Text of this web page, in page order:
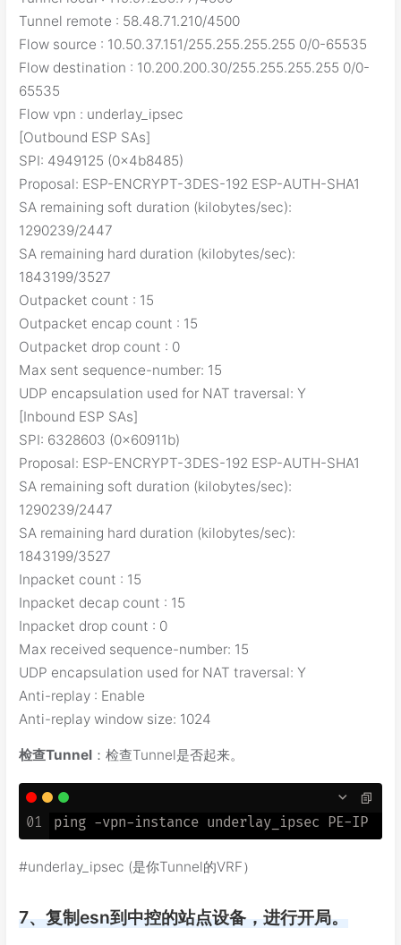
Tunnel remote : 58.48.71.210/4500
Flow source : 10.50.37.151/255.255.255.255 0/0-65535
Flow destination : 10.200.200.30/255.255.255.255 0/0-
65535
Flow vpn : underlay_ipsec
[Outbound ESP SAs]
SPI: 4949125 (0x4b8485)
Proposal: ESP-ENCRYPT-3DES-192 ESP-AUTH-SHA1
SA remaining soft duration (kilobytes/sec):
1290239/2447
SA remaining hard duration (kilobytes/sec):
1843199/3527
Outpacket count : 15
Outpacket encap count : 15
Outpacket drop count : 0
Max sent sequence-number: 15
UDP encapsulation used for NAT traversal: Y
[Inbound ESP SAs]
SPI: 6328603 (0x60911b)
Proposal: ESP-ENCRYPT-3DES-192 ESP-AUTH-SHA1
SA remaining soft duration (kilobytes/sec):
1290239/2447
SA remaining hard duration (kilobytes/sec):
1843199/3527
Inpacket count : 15
Inpacket decap count : 15
Inpacket drop count : 0
Max received sequence-number: 15
UDP encapsulation used for NAT traversal: Y
Anti-replay : Enable
Anti-replay window size: 1024
检查Tunnel ：检查Tunnel是否起来。
01
#underlay_ipsec (是你Tunnel的VRF）
7、复制esn到中控的站点设备，进行开局。